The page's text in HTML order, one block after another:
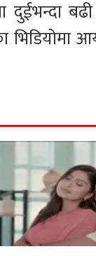
बढी
भिडियोमा